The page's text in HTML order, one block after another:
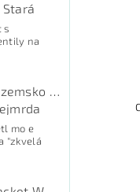
s
na
mo e
"zkvelá